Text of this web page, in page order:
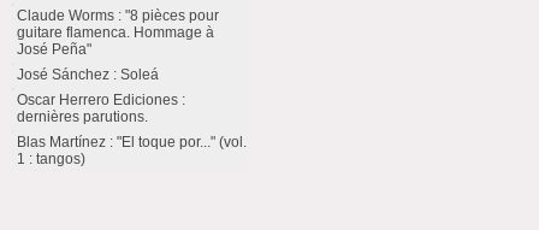
Claude Worms : "8 pièces pour
guitare flamenca. Hommage à
José Peña"
José Sánchez : Soleá
Oscar Herrero Ediciones :
dernières parutions.
Blas Martínez : "El toque por..." (vol.
1 : tangos)